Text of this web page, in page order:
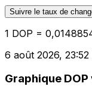
Suivre le taux de
1 DOP =
6 août 2026, 23:52
Graphique DOP